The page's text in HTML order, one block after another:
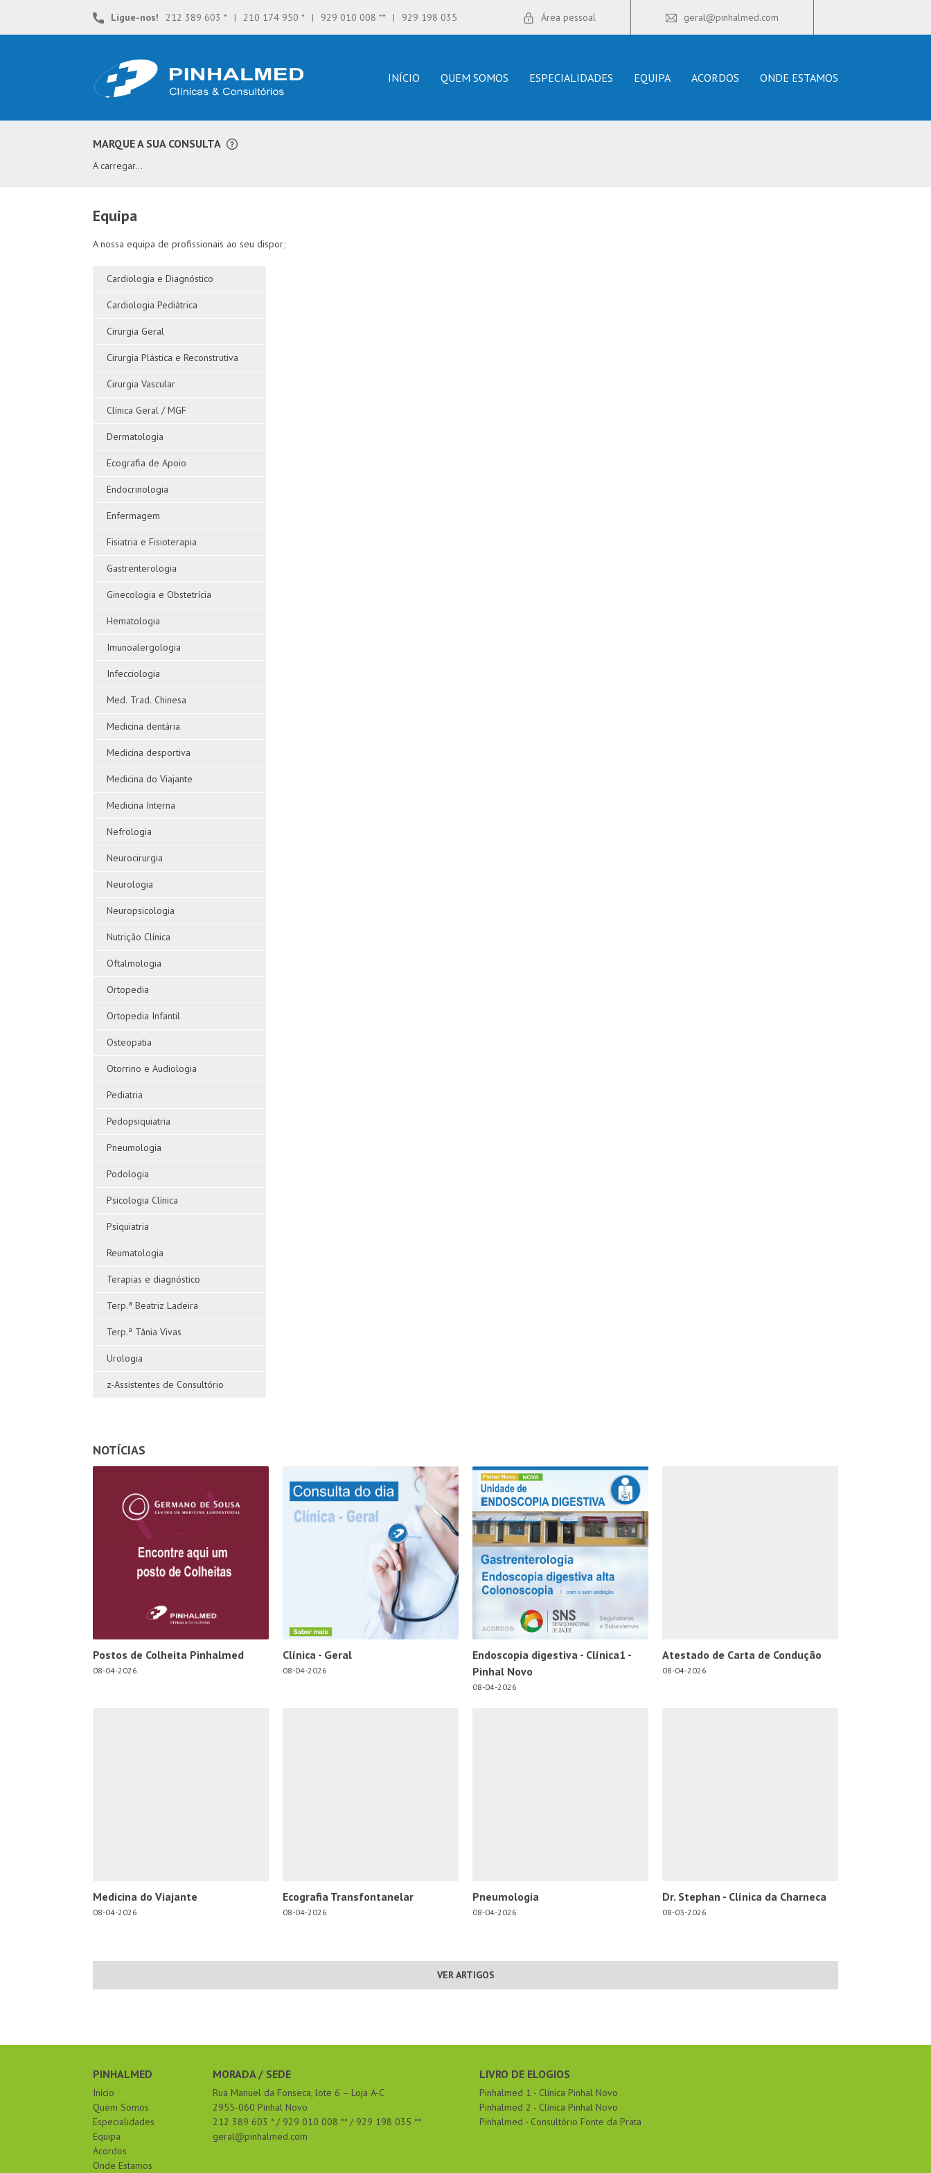
content
Ligue-nos! 212 389 603 * | 210 174 950 * | 929 010 008 ** | 929 198 035 Área pessoal geral@pinhalmed.com
INÍCIO QUEM SOMOS ESPECIALIDADES EQUIPA ACORDOS ONDE ESTAMOS
MARQUE A SUA CONSULTA
A carregar...
equipa
A nossa equipa de profissionais ao seu dispor;
Cardiologia e Diagnóstico
Cardiologia Pediátrica
Cirurgia Geral
Cirurgia Plástica e Reconstrutiva
Cirurgia Vascular
Clínica Geral / MGF
Dermatologia
Ecografia de Apoio
Endocrinologia
Enfermagem
Fisiatria e Fisioterapia
Gastrenterologia
Ginecologia e Obstetrícia
Hematologia
Imunoalergologia
Infecciologia
Med. Trad. Chinesa
Medicina dentária
Medicina desportiva
Medicina do Viajante
Medicina Interna
Nefrologia
Neurocirurgia
Neurologia
Neuropsicologia
Nutrição Clínica
Oftalmologia
Ortopedia
Ortopedia Infantil
Osteopatia
Otorrino e Audiologia
Pediatria
Pedopsiquiatria
Pneumologia
Podologia
Psicologia Clínica
Psiquiatria
Reumatologia
Terapias e diagnóstico
Terp.ª Beatriz Ladeira
Terp.ª Tânia Vivas
Urologia
z-Assistentes de Consultório
NOTÍCIAS
Postos de Colheita Pinhalmed
08-04-2026
Clínica - Geral
08-04-2026
Endoscopia digestiva - Clínica1 -
Pinhal Novo
08-04-2026
Atestado de Carta de Condução
08-04-2026
Medicina do Viajante
08-04-2026
Ecografia Transfontanelar
08-04-2026
Pneumologia
08-04-2026
Dr. Stephan - Clínica da Charneca
08-03-2026
VER ARTIGOS
PINHALMED
Início
Quem Somos
Especialidades
Equipa
Acordos
Onde Estamos
MORADA / SEDE
Rua Manuel da Fonseca, lote 6 – Loja A-C
2955-060 Pinhal Novo
212 389 603 * / 929 010 008 ** / 929 198 035 **
geral@pinhalmed.com
LIVRO DE ELOGIOS
Pinhalmed 1 - Clínica Pinhal Novo
Pinhalmed 2 - Clínica Pinhal Novo
Pinhalmed - Consultório Fonte da Prata